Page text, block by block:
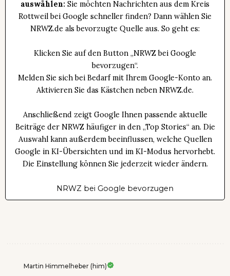
auswählen: Sie möchten Nachrichten aus dem Kreis
Rottweil bei Google schneller finden? Dann wählen Sie
NRWZ.de als bevorzugte Quelle aus. So geht es:
Klicken Sie auf den Button „NRWZ bei Google
bevorzugen“.
Melden Sie sich bei Bedarf mit Ihrem Google-Konto an.
Aktivieren Sie das Kästchen neben NRWZ.de.
Anschließend zeigt Google Ihnen passende aktuelle
Beiträge der NRWZ häufiger in den „Top Stories“ an. Die
Auswahl kann außerdem beeinflussen, welche Quellen
Google in KI-Übersichten und im KI-Modus hervorhebt.
Die Einstellung können Sie jederzeit wieder ändern.
NRWZ bei Google bevorzugen
Martin Himmelheber (him)